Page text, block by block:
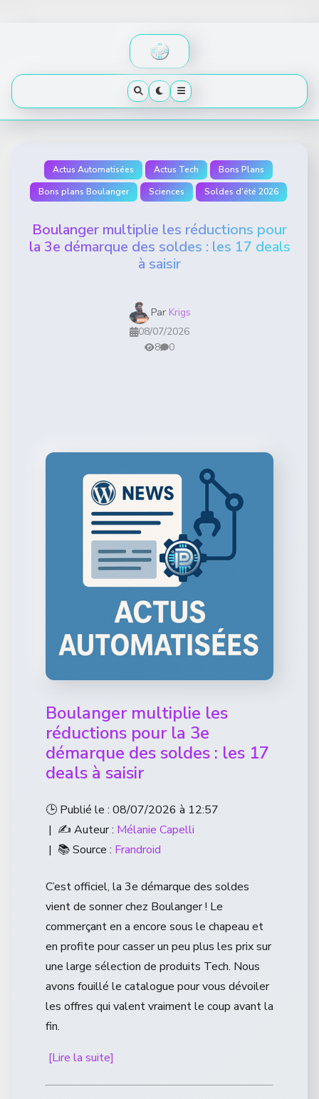
Actus Automatisées Actus Tech
Bons Plans
Bons plans Boulanger
Sciences Soldes d'été 2026
Boulanger multiplie les réductions pour
la 3e démarque des soldes : les 17 deals
à saisir
Par Krigs
08/07/2026
8
0
Boulanger multiplie les
réductions pour la 3e
démarque des soldes : les 17
deals à saisir
🕒 Publié le : 08/07/2026 à 12:57
| ✍️ Auteur : Mélanie Capelli
| 📚 Source : Frandroid
C’est officiel, la 3e démarque des soldes
vient de sonner chez Boulanger ! Le
commerçant en a encore sous le chapeau et
en profite pour casser un peu plus les prix sur
une large sélection de produits Tech. Nous
avons fouillé le catalogue pour vous dévoiler
les offres qui valent vraiment le coup avant la
fin.
[Lire la suite]